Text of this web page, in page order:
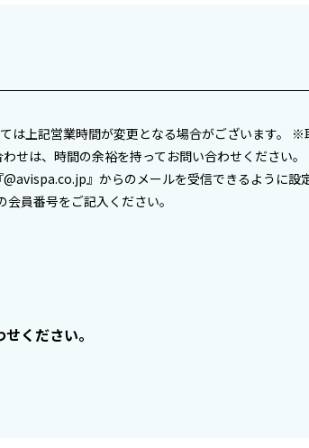
上記営業時間が変更となる場合がございます。 ※
せは、時間の余裕を持ってお問い合わせください
』からのメールを受信できるように
員番号をご記入ください。
ください。